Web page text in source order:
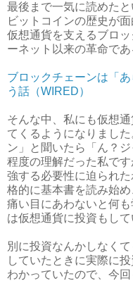
最後まで一気に読めた
ビットコインの歴史が
仮想通貨を支えるブロ
ーネット以来の革命であ
ブロックチェーンは「
う話（WIRED）
そんな中、私にも仮想
てくるようになりまし
ン」と聞いたら「ん？
程度の理解だった私で
強する必要性に迫られ
格的に基本書を読み始
痛い目にあわないと何
は仮想通貨に投資もして
別に投資なんかしなく
していたときに実際に
わかっていたので、今